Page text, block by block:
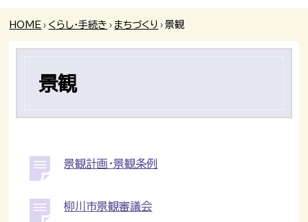
HOME › くらし・手続き › まちづくり › 景観
景観
景観計画・景観条例
柳川市景観審議会